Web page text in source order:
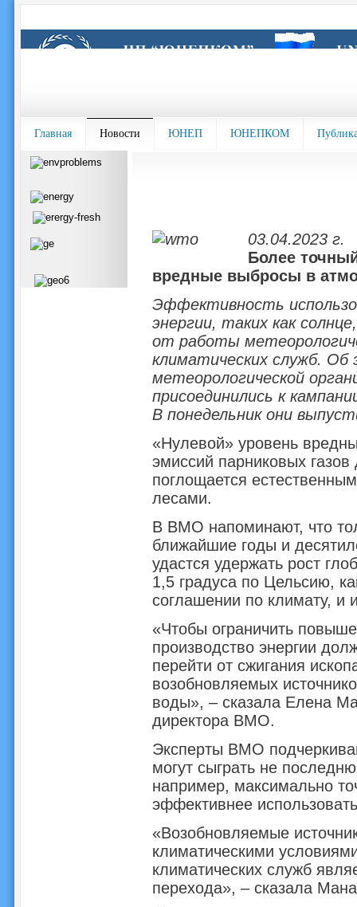
Главная Новости ЮНЕП ЮНЕПКОМ
03.04.2023 г.
Более
вредные выбросы в
Эффективность
энергии, таких как
от работы
климатических служб.
метеорологической
присоединились к
В понедельник они
«Нулевой» уровень
эмиссий парниковых
поглощается
лесами.
В ВМО напоминают, что
ближайшие годы и
удастся удержать рост
1,5 градуса по Цельсию,
соглашении по климату, и
«Чтобы ограничить
производство энергии
перейти от сжигания
возобновляемых
воды», – сказала Елена
директора ВМО.
Эксперты ВМО
могут сыграть не
например, максимально
эффективнее
«Возобновляемые
климатическими
климатических служб
перехода», – сказала